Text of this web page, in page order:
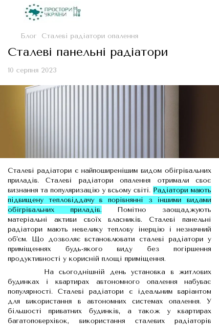
Блог Сталеві радіатори опалення
Сталеві панельні радіатори
10 серпня 2023
Сталеві радіатори є найпоширенішим видом обігрівальних
приладів. Сталеві радіатори опалення отримали своє
визнання та популяризацію у всьому світі. Радіатори мають
підвищену тепловіддачу в порівнянні з іншими видами
обігрівальних приладів. Помітно заощаджують
матеріальні активи своїх власників. Сталеві панельні
радіатори мають невелику теплову інерцію і незначний
об'єм. Що дозволяє встановлювати сталеві радіатори у
приміщеннях будь-якого виду без погіршення
продуктивності у корисній площі приміщення.
На сьогоднішній день установка в житлових
будинках і квартирах автономного опалення набуває
популярності. Сталеві радіатори є ідеальним варіантом
для використання в автономних системах опалення. У
більшості приватних будинків, а також у квартирах
багатоповерхівок, використання сталевих радіаторів